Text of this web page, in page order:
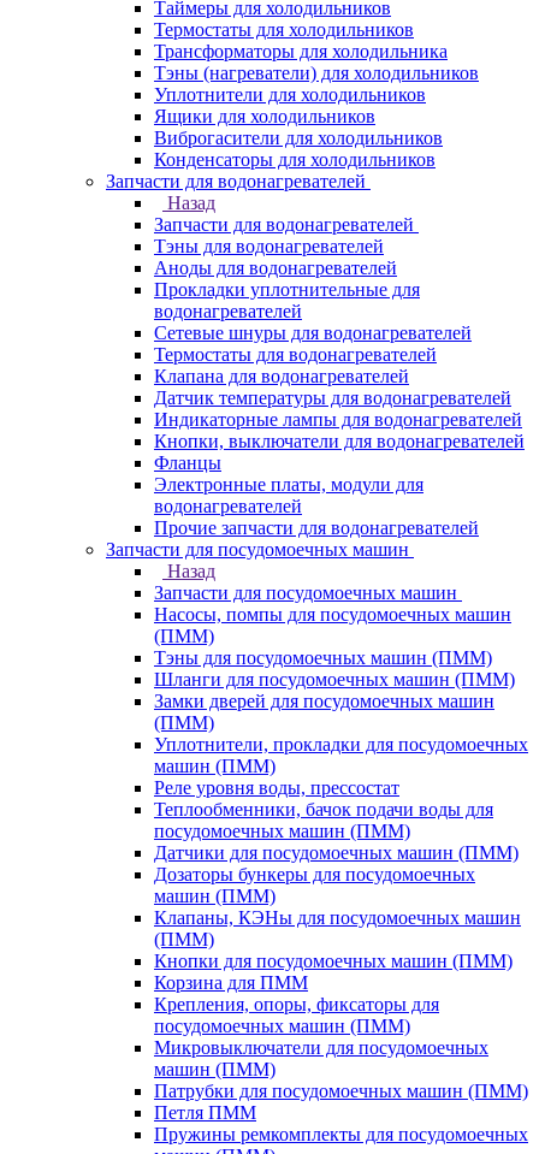
Таймеры для холодильников
Термостаты для холодильников
Трансформаторы для холодильника
Тэны (нагреватели) для холодильников
Уплотнители для холодильников
Ящики для холодильников
Виброгасители для холодильников
Конденсаторы для холодильников
Запчасти для водонагревателей
Назад
Запчасти для водонагревателей
Тэны для водонагревателей
Аноды для водонагревателей
Прокладки уплотнительные для
водонагревателей
Сетевые шнуры для водонагревателей
Термостаты для водонагревателей
Клапана для водонагревателей
Датчик температуры для водонагревателей
Индикаторные лампы для водонагревателей
Кнопки, выключатели для водонагревателей
Фланцы
Электронные платы, модули для
водонагревателей
Прочие запчасти для водонагревателей
Запчасти для посудомоечных машин
Назад
Запчасти для посудомоечных машин
Насосы, помпы для посудомоечных машин
(ПММ)
Тэны для посудомоечных машин (ПММ)
Шланги для посудомоечных машин (ПММ)
Замки дверей для посудомоечных машин
(ПММ)
Уплотнители, прокладки для посудомоечных
машин (ПММ)
Реле уровня воды, прессостат
Теплообменники, бачок подачи воды для
посудомоечных машин (ПММ)
Датчики для посудомоечных машин (ПММ)
Дозаторы бункеры для посудомоечных
машин (ПММ)
Клапаны, КЭНы для посудомоечных машин
(ПММ)
Кнопки для посудомоечных машин (ПММ)
Корзина для ПММ
Крепления, опоры, фиксаторы для
посудомоечных машин (ПММ)
Микровыключатели для посудомоечных
машин (ПММ)
Патрубки для посудомоечных машин (ПММ)
Петля ПММ
Пружины ремкомплекты для посудомоечных